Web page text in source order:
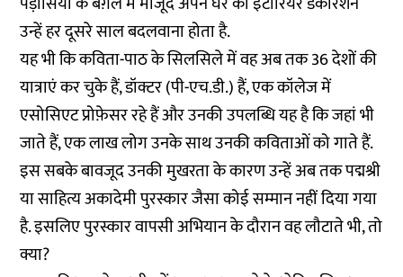
उन्हें हर दूसरे साल बदलवाना होता है.
यह भी कि कविता-पाठ के सिलसिले में वह अब तक 36 देशों की
यात्राएं कर चुके हैं, डॉक्टर (पी-एच.डी.) हैं, एक कॉलेज में
एसोसिएट प्रोफ़ेसर रहे हैं और उनकी उपलब्धि यह है कि जहां भी
जाते हैं, एक लाख लोग उनके साथ उनकी कविताओं को गाते हैं.
इस सबके बावजूद उनकी मुखरता के कारण उन्हें अब तक पद्मश्री
या साहित्य अकादेमी पुरस्कार जैसा कोई सम्मान नहीं दिया गया
है. इसलिए पुरस्कार वापसी अभियान के दौरान वह लौटाते भी, तो
क्या?